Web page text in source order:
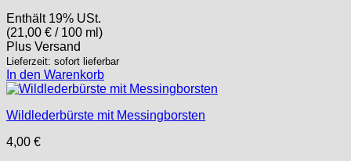
Enthält 19% USt.
(21,00 € / 100 ml)
Plus Versand
Lieferzeit: sofort lieferbar
In den Warenkorb
Wildlederbürste mit Messingborsten
4,00 €